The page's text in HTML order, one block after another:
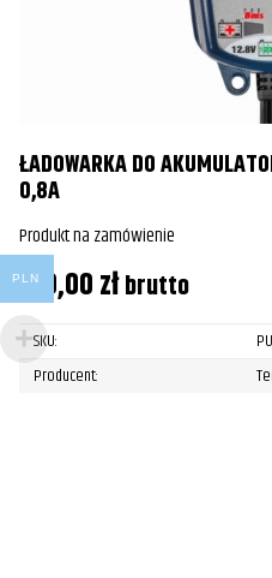
ŁADOWARKA DO
0,8A
Produkt na zamówienie
319,00złbrutto
SKU:
Producent:
PLN